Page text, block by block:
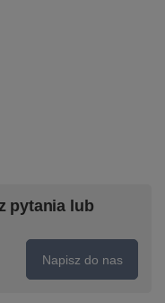
pytania lub
Napisz do nas